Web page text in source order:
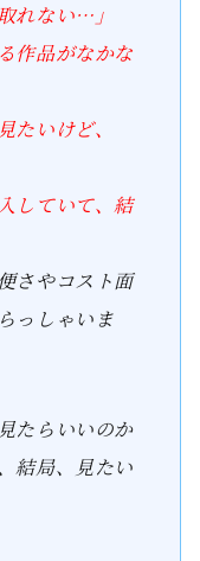
れない…」
作品がなかな
たいけど、
していて、結
さやコスト面
っしゃいま
たらいいのか
結局、見たい